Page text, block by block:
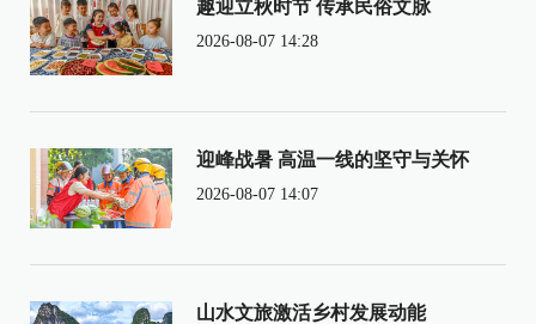
趣迎立秋时节 传承民俗文脉
2026-08-07 14:28
迎峰战暑 高温一线的坚守与关怀
2026-08-07 14:07
山水文旅激活乡村发展动能